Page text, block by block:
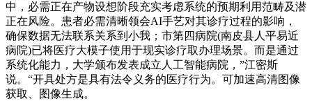
中，必需正在产物设想阶段充实考虑系统的预期利用范畴及潜
正在风险。患者必需清晰领会AI手艺对其诊疗过程的影响，
确保数据无法联系关系到小我；市第四病院(南皮县人平易近
病院)已将医疗大模子使用于现实诊疗取办理场景。而是通过
系统化能力，大学颁布发表成立人工智能病院，”江密斯
说。“开具处方是具有法令义务的医疗行为。可加速高清图像
获取、图像生成。